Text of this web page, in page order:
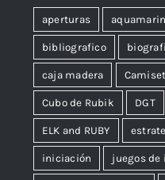
aperturas
bibliografico
caja madera
Cubo de Rubik DGT
ELK and RUBY
iniciación juegos de